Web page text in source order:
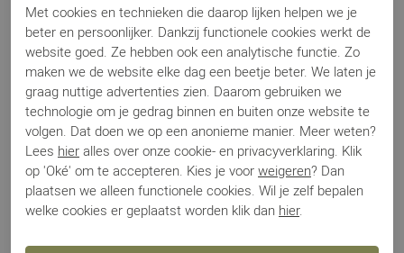
VIA VAI Mae Lizzy taupe
Specificaties
Merk
Via Vai
Artikelnummer
62068
Los voetbed
Nee
Categorie
Tassen
Kleur
Taupe
Materiaal
Leer
Bestelcode
000002337
Met cookies en technieken die daarop lijken helpen we je
beter en persoonlijker. Dankzij functionele cookies werkt de
website goed. Ze hebben ook een analytische functie. Zo
maken we de website elke dag een beetje beter. We laten je
graag nuttige advertenties zien. Daarom gebruiken we
technologie om je gedrag binnen en buiten onze website te
volgen. Dat doen we op een anonieme manier. Meer weten?
Lees hier alles over onze cookie- en privacyverklaring. Klik
op 'Oké' om te accepteren. Kies je voor weigeren? Dan
plaatsen we alleen functionele cookies. Wil je zelf bepalen
welke cookies er geplaatst worden klik dan hier.